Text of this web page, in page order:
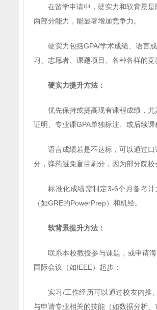
在留学申请中，硬实力和软背景
两部分能力，能显著增加竞争力。
硬实力包括GPA/学术成绩、语言
习、志愿者、课题项目、各种各样的竞
硬实力提升方法 ：
优先保持或提高现有课程成绩，
证明、专业课GPA单独标注、或后续
语言成绩若是不达标，可以通过
分，弹药避免盲目刷分，因为部分院校
标准化成绩需制定3-6个月备考
（如GRE的PowerPrep）和机经。
软背景提升方法：
联系本校教授参与课题，或申请
国际会议（如IEEE）起步；
实习/工作经历可以通过校友内推
与申请专业相关的技能（如数据分析、